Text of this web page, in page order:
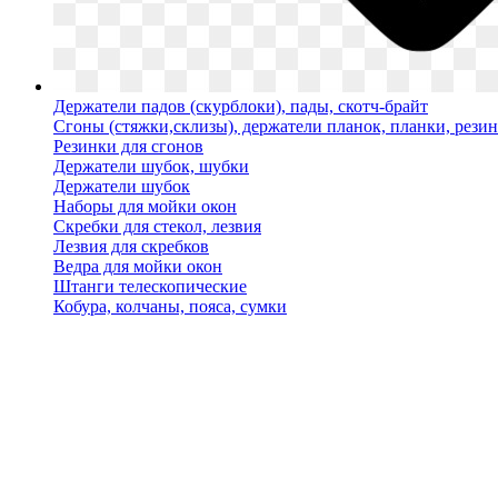
Держатели падов (скурблоки), пады, скотч-брайт
Сгоны (стяжки,склизы), держатели планок, планки,
Резинки для сгонов
Держатели шубок, шубки
Держатели шубок
Наборы для мойки окон
Скребки для стекол, лезвия
Лезвия для скребков
Ведра для мойки окон
Штанги телескопические
Кобура, колчаны, пояса, сумки